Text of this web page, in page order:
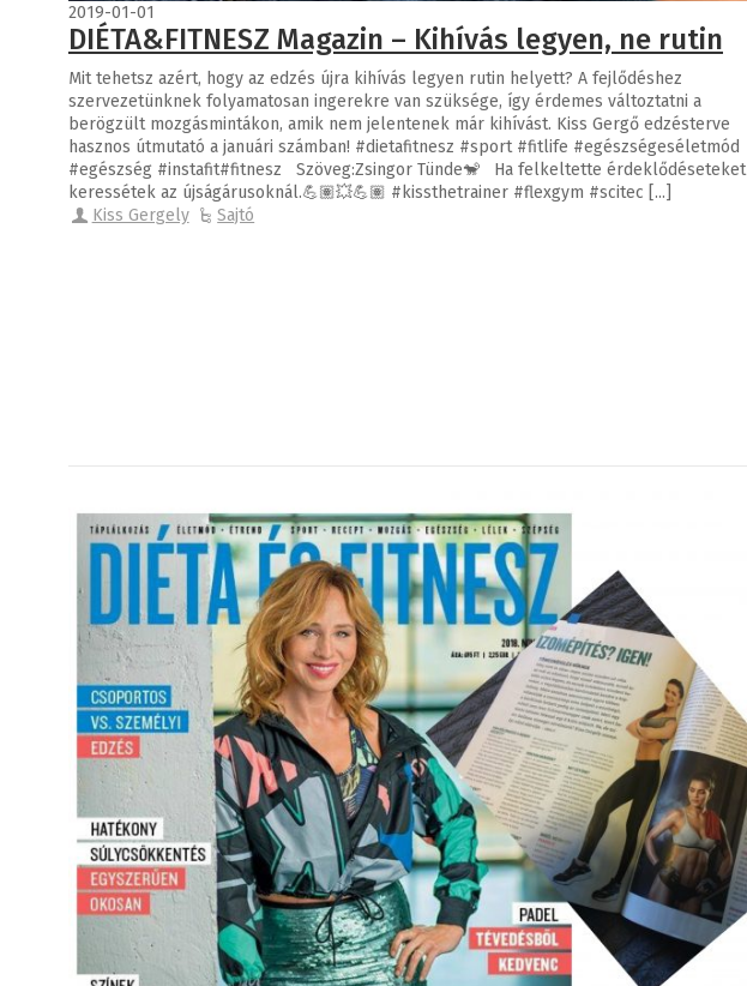
2019-01-01
DIÉTA&FITNESZ Magazin – Kihívás legyen, ne rutin
Mit tehetsz azért, hogy az edzés újra kihívás legyen rutin helyett? A fejlődéshez
szervezetünknek folyamatosan ingerekre van szüksége, így érdemes változtatni a
berögzült mozgásmintákon, amik nem jelentenek már kihívást. Kiss Gergő edzésterve
hasznos útmutató a januári számban! #dietafitnesz #sport #fitlife #egészségeséletmód
#egészség #instafit#fitnesz Szöveg:Zsingor Tünde🐒 Ha felkeltette érdeklődéseteket
keressétek az újságárusoknál.💪🏽💥💪🏽 #kissthetrainer #flexgym #scitec [...]
Kiss Gergely
Sajtó